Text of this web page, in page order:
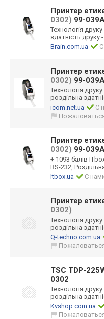
Принтер
0302) 99-
Технологія
здатність друку
Brain.com.ua
Принтер
0302) 99-
Технологія
роздільна
icom.net.ua
С
Принтер
0302) 99-
+ 1093 балів
RS-232,
Itbox.ua
С
Принтер
0302)
Технологія
роздільна
Q-techno.com.ua
TSC TDP-
0302
Технологія
роздільна
Kvshop.com.ua